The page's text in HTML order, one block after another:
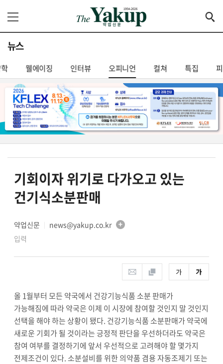
뉴스
웰에이징 인터뷰 오피니언 컬쳐 특집
기회이자 위기로 다가오고 있는
건기식소분판매
약업신문
news@yakup.co.kr
입력
올 1월부터 모든 약국에서 건강기능식품 소분 판매가
가능해짐에 따라 약국은 이제 이 시장에 참여할 것인지 말 것인지
선택을 해야 하는 상황이 됐다. 건강기능식품 소분판매가 약국에
새로운 기회가 될 것이라는 긍정적 판단을 우선하더라도 약국은
참여 여부를 결정하기에 앞서 우선적으로 고려해야 할 몇가지
전제조건이 있다.소분설비를 위한 의약품 겸용 자동조제기 또는